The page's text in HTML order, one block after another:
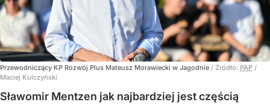
Przewodniczący KP Rozwój Plus Mateusz Morawiecki w Jagodnie / Źródło: PAP /
Maciej Kulczyński
Sławomir Mentzen jak najbardziej jest częścią